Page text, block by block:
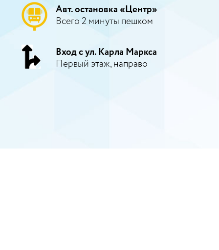
Авт. остановка «Центр»
Всего 2 минуты пешком
Вход с ул. Карла Маркса
Первый этаж, направо